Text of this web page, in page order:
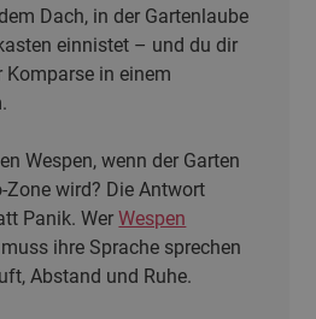
Dach, in der Gartenlaube
einnistet – und du dir
in einem
Wespen, wenn der Garten
Zone wird? Die Antwort
Panik. WerWespen
ihre Sprache sprechen
Abstand und Ruhe.